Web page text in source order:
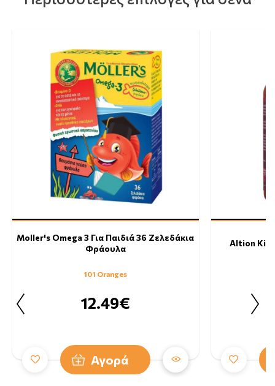
Moller's Omega 3 Για Παιδιά 36 Ζελεδάκια
Φράουλα
101 Oranges
12.49€
Αγορά
Altion